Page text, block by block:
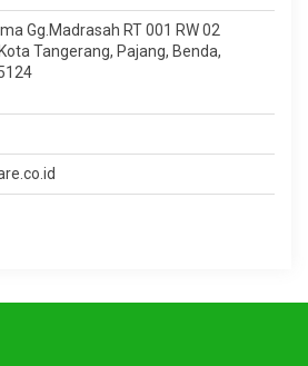
Gg.Madrasah RT 001 RW 02
Tangerang, Pajang, Benda,